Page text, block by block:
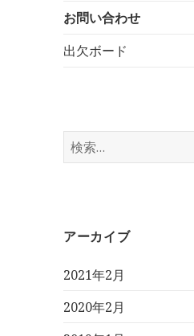
お問い合わせ
出欠ボード
検
索:
アーカイブ
2021年2月
2020年2月